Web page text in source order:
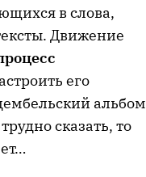
в слова,
Движение
его
альбом
сказать, то